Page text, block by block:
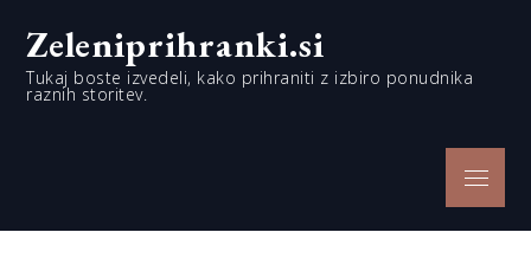
content
Zeleniprihranki.si
Tukaj boste izvedeli, kako prihraniti z izbiro ponudnika
raznih storitev.
Menu